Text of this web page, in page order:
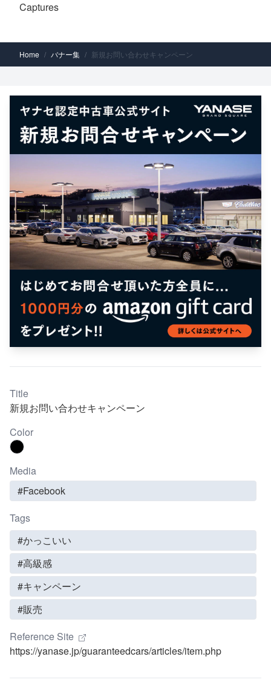
Captures
Home / バナー集 / 新規お問い合わせキャンペーン
Title
新規お問い合わせキャンペーン
Color
Media
#Facebook
Tags
#かっこいい
#高級感
#キャンペーン
#販売
Reference Site
https://yanase.jp/guaranteedcars/articles/item.php